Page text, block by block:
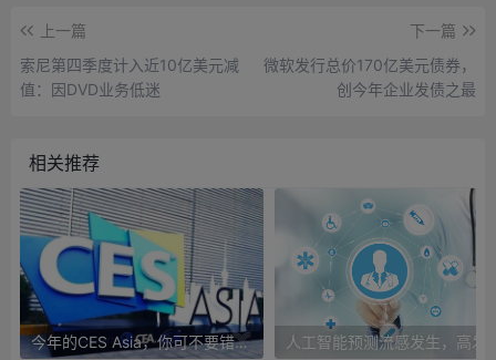
上一篇
索尼第四季度计入近10亿美元减
值：因DVD业务低迷
下一篇
微软发行总价170亿美元债券，
创今年企业发债之最
相关推荐
今年的CES Asia，你可不要错过这些自动驾驶看点